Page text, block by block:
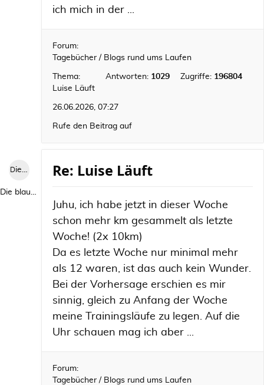
ich mich in der ...
Forum:
Tagebücher / Blogs rund ums Laufen
Thema:
Luise Läuft
Antworten: 1029 Zugriffe: 196804
26.06.2026, 07:27
Rufe den Beitrag auf
Die blaue Luise
Die blaue Luise
Re: Luise Läuft
Juhu, ich habe jetzt in dieser Woche
schon mehr km gesammelt als letzte
Woche! (2x 10km)
Da es letzte Woche nur minimal mehr
als 12 waren, ist das auch kein Wunder.
Bei der Vorhersage erschien es mir
sinnig, gleich zu Anfang der Woche
meine Trainingsläufe zu legen. Auf die
Uhr schauen mag ich aber ...
Forum:
Tagebücher / Blogs rund ums Laufen